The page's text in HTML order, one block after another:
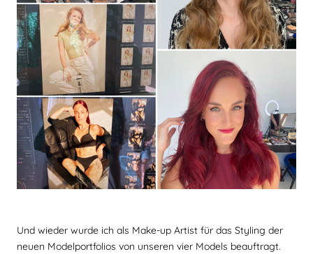
Und wieder wurde ich als Make-up Artist für das Styling der
neuen Modelportfolios von unseren vier Models beauftragt.